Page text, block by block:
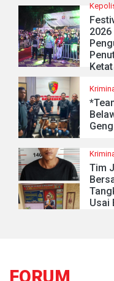
Ketat
Tim
Usai
FORUM